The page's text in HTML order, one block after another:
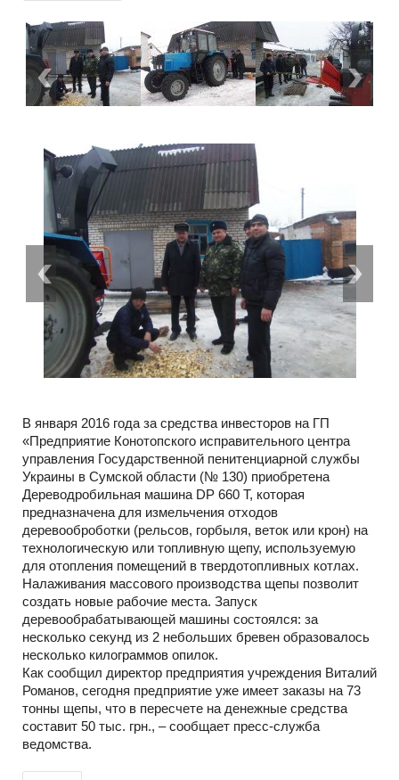
В января 2016 года за средства инвесторов на ГП
«Предприятие Конотопского исправительного центра
управления Государственной пенитенциарной службы
Украины в Сумской области (№ 130) приобретена
Дереводробильная машина DP 660 Т, которая
предназначена для измельчения отходов
деревооброботки (рельсов, горбыля, веток или крон) на
технологическую или топливную щепу, используемую
для отопления помещений в твердотопливных котлах.
Налаживания массового производства щепы позволит
создать новые рабочие места. Запуск
деревообрабатывающей машины состоялся: за
несколько секунд из 2 небольших бревен образовалось
несколько килограммов опилок.
Как сообщил директор предприятия учреждения Виталий
Романов, сегодня предприятие уже имеет заказы на 73
тонны щепы, что в пересчете на денежные средства
составит 50 тыс. грн., – сообщает пресс-служба
ведомства.